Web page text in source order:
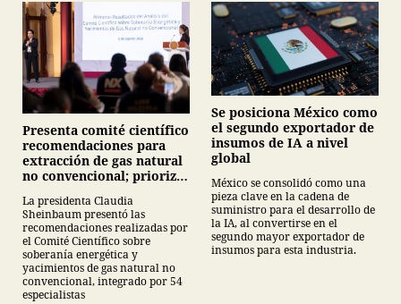
Presenta comité científico
recomendaciones para
extracción de gas natural
no convencional; prioriza
descarta yacimiento
Tampico-Misantla
La presidenta Claudia
Sheinbaum presentó las
recomendaciones realizadas por
el Comité Científico sobre
soberanía energética y
yacimientos de gas natural no
convencional, integrado por 54
especialistas
Se posiciona México como
el segundo exportador de
insumos de IA a nivel
global
México se consolidó como una
pieza clave en la cadena de
suministro para el desarrollo de
la IA, al convertirse en el
segundo mayor exportador de
insumos para esta industria.